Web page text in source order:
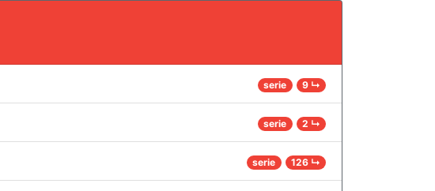
serie 9 ↳
serie 2 ↳
serie 126 ↳